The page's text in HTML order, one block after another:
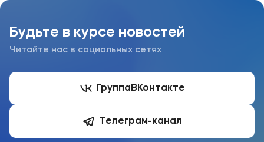
Будьте в курсе новостей
Читайте нас в социальных сетях
Группа ВКонтакте
Телеграм-канал